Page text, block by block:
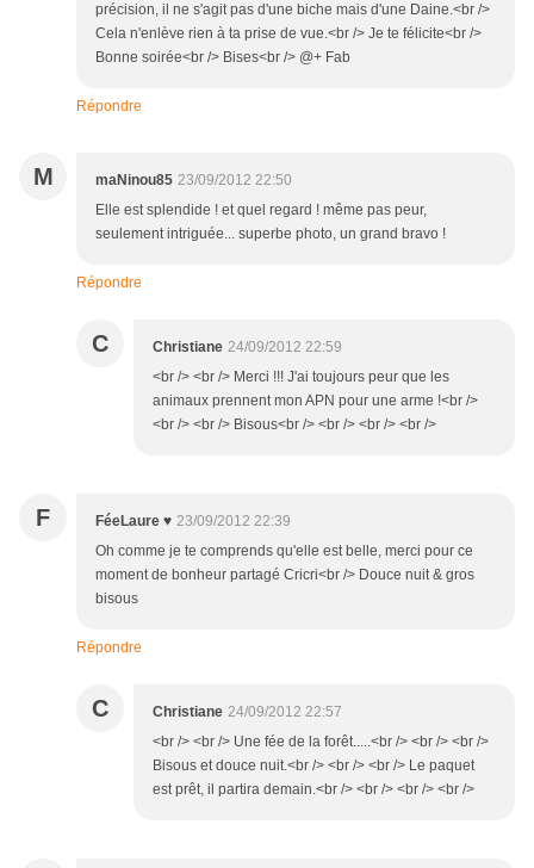
précision, il ne s'agit pas d'une biche mais d'une Daine.<br />
Cela n'enlève rien à ta prise de vue.<br /> Je te félicite<br />
Bonne soirée<br /> Bises<br /> @+ Fab
Répondre
M maNinou85 23/09/2012 22:50
Elle est splendide ! et quel regard ! même pas peur,
seulement intriguée... superbe photo, un grand bravo !
Répondre
C Christiane 24/09/2012 22:59
<br /> <br /> Merci !!! J'ai toujours peur que les
animaux prennent mon APN pour une arme !<br />
<br /> <br /> Bisous<br /> <br /> <br /> <br />
F FéeLaure ♥ 23/09/2012 22:39
Oh comme je te comprends qu'elle est belle, merci pour ce
moment de bonheur partagé Cricri<br /> Douce nuit & gros
bisous
Répondre
C Christiane 24/09/2012 22:57
<br /> <br /> Une fée de la forêt.....<br /> <br /> <br />
Bisous et douce nuit.<br /> <br /> <br /> Le paquet
est prêt, il partira demain.<br /> <br /> <br /> <br />